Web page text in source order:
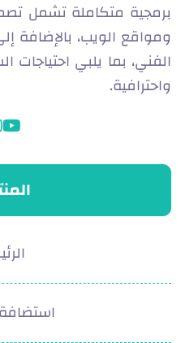
برمجية متكاملة تشمل
ومواقع الويب، بالإضافة
الفني، بما يلبي احتياجات
واحترافية.